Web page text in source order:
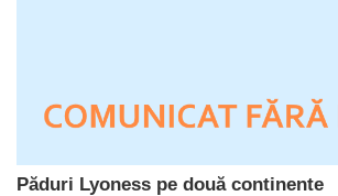
Păduri Lyoness pe două continente